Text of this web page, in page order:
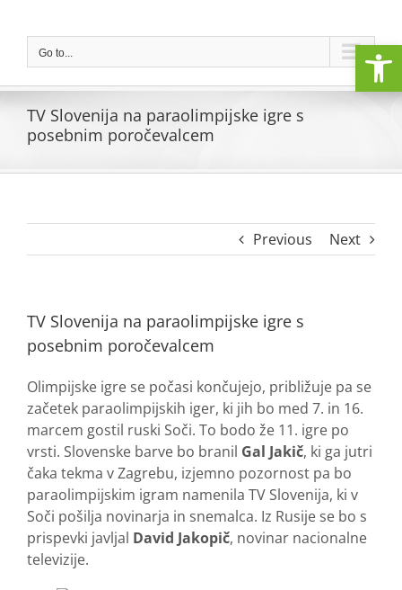
contentGo to...
TV Slovenija na paraolimpijske igre s
posebnim poročevalcem
Previous Next
TV Slovenija na paraolimpijske igre s
posebnim poročevalcem
Olimpijske igre se počasi končujejo, približuje pa se
začetek paraolimpijskih iger, ki jih bo med 7. in 16.
marcem gostil ruski Soči. To bodo že 11. igre po
vrsti. Slovenske barve bo branil Gal Jakič, ki ga jutri
čaka tekma v Zagrebu, izjemno pozornost pa bo
paraolimpijskim igram namenila TV Slovenija, ki v
Soči pošilja novinarja in snemalca. Iz Rusije se bo s
prispevki javljal David Jakopič, novinar nacionalne
televizije.